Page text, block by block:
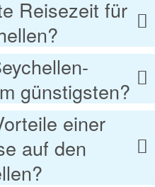
Reisezeit für
günstigsten?
einer
auf den